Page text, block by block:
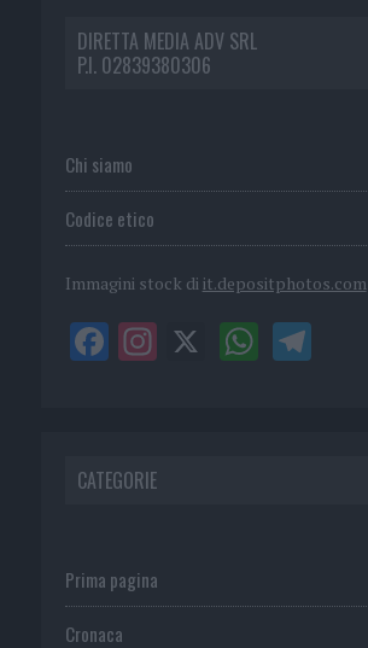
DIRETTA MEDIA ADV SRL
P.I. 02839380306
Chi siamo
Codice etico
Immagini stock di it.depositphotos.com
CATEGORIE
Prima pagina
Cronaca